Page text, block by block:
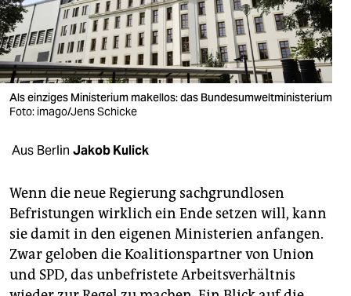
nord
wahrheit
verlag
verlag
veranstaltungen
fragen & hilfe
unterstützen
abo
Als einziges Ministerium makellos: das Bundesumweltministerium
Foto: imago/Jens Schicke
Aus Berlin Jakob Kulick
Wenn die neue Regierung sachgrundlosen
Befristungen wirklich ein Ende setzen will, kann
sie damit in den eigenen Ministerien anfangen.
Zwar geloben die Koalitionspartner von Union
und SPD, das unbefristete Arbeitsverhältnis